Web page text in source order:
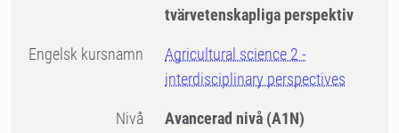
tvärvetenskapliga perspektiv
Engelsk kursnamn
Agricultural science 2 -
interdisciplinary perspectives
Nivå Avancerad nivå (A1N)